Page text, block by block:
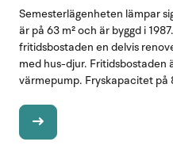
Semesterlägenheten lämpar
är på 63 m² och är byggd i
fritidsbostaden en delvis
med hus-djur.
värmepump. Fryskapacitet på